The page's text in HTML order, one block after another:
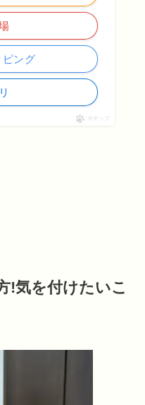
ピング
ポチップ
!気を付けたいこ